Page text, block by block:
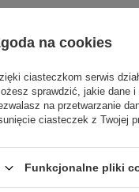
niedoskonałości.
kropelek preparatu
produkt
Stosuj rano
próbę
, aby dowiedzieć się
na cookies
ciasteczkom serwis
sprawdzić, jakie dane
na przetwarzanie
ciasteczek z Twojej
Funkcjonalne pliki